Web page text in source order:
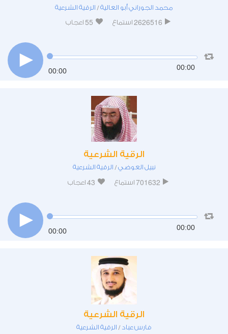
محمد الجوراني أبو العالية/ الرقية الشرعية
2626516 استماع 55 اعجاب
00:00 00:00
الرقية الشرعية
نبيل العوضي/ الرقية الشرعية
701632 استماع 43 اعجاب
00:00 00:00
الرقية الشرعية
فارس عباد / الرقية الشرعية